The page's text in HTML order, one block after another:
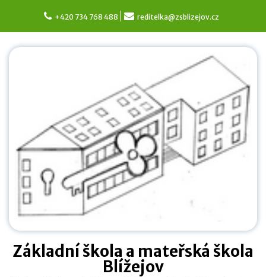
content
+420 734 768 488 reditelka@zsblizejov.cz
Základní škola a mateřská škola
Blížejov